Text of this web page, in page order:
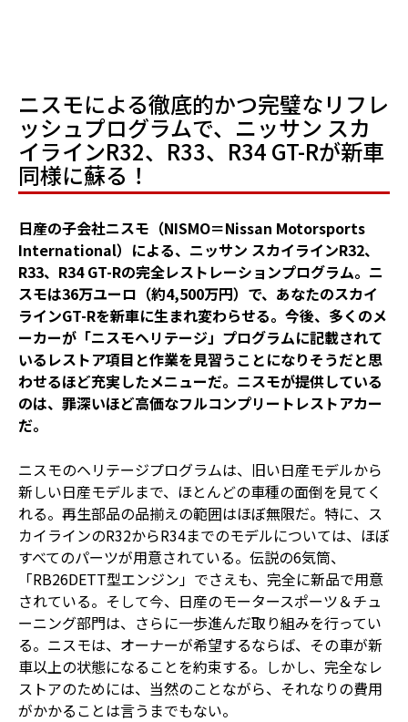
ニスモによる徹底的かつ完璧なリフレ
ッシュプログラムで、ニッサン スカ
イラインR32、R33、R34 GT-Rが新車
同様に蘇る！
日産の子会社ニスモ（NISMO＝Nissan Motorsports
International）による、ニッサン スカイラインR32、
R33、R34 GT-Rの完全レストレーションプログラム。ニ
スモは36万ユーロ（約4,500万円）で、あなたのスカイ
ラインGT-Rを新車に生まれ変わらせる。今後、多くのメ
ーカーが「ニスモヘリテージ」プログラムに記載されて
いるレストア項目と作業を見習うことになりそうだと思
わせるほど充実したメニューだ。ニスモが提供している
のは、罪深いほど高価なフルコンプリートレストアカー
だ。
ニスモのヘリテージプログラムは、旧い日産モデルから
新しい日産モデルまで、ほとんどの車種の面倒を見てく
れる。再生部品の品揃えの範囲はほぼ無限だ。特に、ス
カイラインのR32からR34までのモデルについては、ほぼ
すべてのパーツが用意されている。伝説の6気筒、
「RB26DETT型エンジン」でさえも、完全に新品で用意
されている。そして今、日産のモータースポーツ＆チュ
ーニング部門は、さらに一歩進んだ取り組みを行ってい
る。ニスモは、オーナーが希望するならば、その車が新
車以上の状態になることを約束する。しかし、完全なレ
ストアのためには、当然のことながら、それなりの費用
がかかることは言うまでもない。